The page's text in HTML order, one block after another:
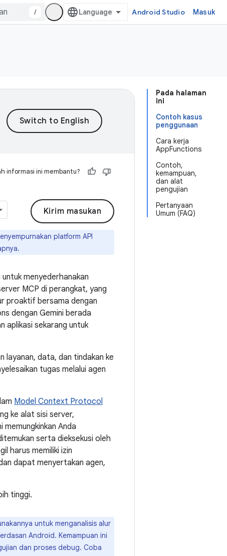
/ Android Studio Masuk
Pada halaman
ini
Contoh kasus
penggunaan
Cara kerja
AppFunctions
Contoh,
kemampuan,
dan alat
pengujian
Pertanyaan
Umum (FAQ)
informasi ini membantu?
Kirim masukan
platform API
menyederhanakan
MCP di perangkat, yang
proaktif bersama dengan
dengan Gemini berada
aplikasi sekarang untuk
layanan, data, dan tindakan ke
tugas melalui agen
Model Context Protocol
ke alat sisi server,
Anda
serta dieksekusi oleh
harus memiliki izin
dapat menyertakan agen,
tinggi.
untuk menganalisis alur
Android. Kemampuan ini
dan proses debug. Coba